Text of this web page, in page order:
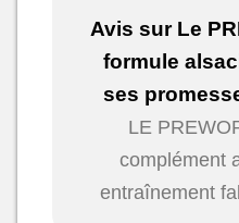
Avis sur Le
formule
ses
LE
complément
entraînement